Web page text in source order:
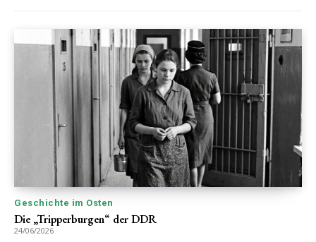
Geschichte im Osten
Die „Tripperburgen“ der DDR
24/06/2026